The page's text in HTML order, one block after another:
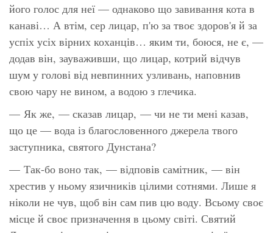
його голос для неї — однаково що завивання кота в
канаві… А втім, сер лицар, п'ю за твоє здоров'я й за
успіх усіх вірних коханців… яким ти, боюся, не є, —
додав він, зауваживши, що лицар, котрий відчув
шум у голові від невпинних узливань, наповнив
свою чару не вином, а водою з глечика.
— Як же, — сказав лицар, — чи не ти мені казав,
що це — вода із благословенного джерела твого
заступника, святого Дунстана?
— Так-бо воно так, — відповів самітник, — він
хрестив у ньому язичників цілими сотнями. Лише я
ніколи не чув, щоб він сам пив цю воду. Всьому своє
місце й своє призначення в цьому світі. Святий